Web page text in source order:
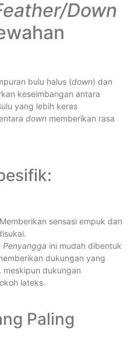
Down
bulu halus (down) dan
keseimbangan antara
yang lebih keras
down memberikan rasa
Memberikan sensasi empuk dan
Penyangga ini mudah dibentuk
dukungan yang
dukungan
lateks.
Paling